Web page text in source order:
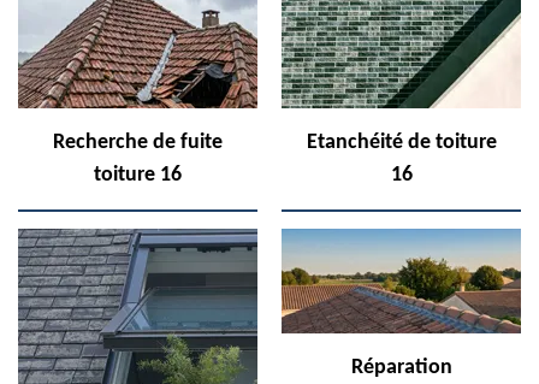
Recherche de fuite
toiture 16
Etanchéité de toiture
16
Réparation